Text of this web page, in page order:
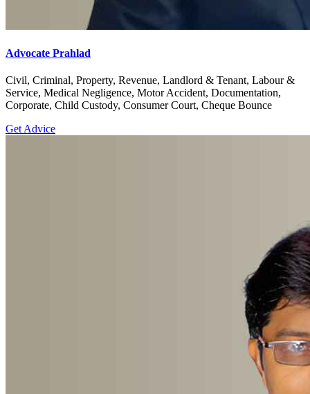
Advocate Prahlad
Civil, Criminal, Property, Revenue, Landlord & Tenant, Labour &
Service, Medical Negligence, Motor Accident, Documentation,
Corporate, Child Custody, Consumer Court, Cheque Bounce
Get Advice